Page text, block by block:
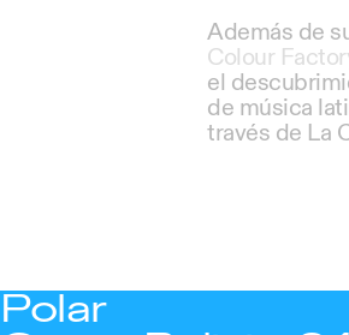
Además de
Colour
el
de música
través de La
Polar